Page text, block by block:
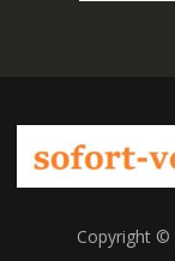
Copyright ©